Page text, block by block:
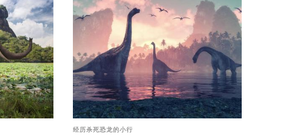
经历杀死恐龙的小行